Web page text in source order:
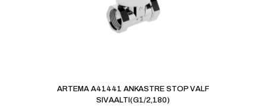
ARTEMA A41441 ANKASTRE STOP VALF
SIVAALTI(G1/2,180)